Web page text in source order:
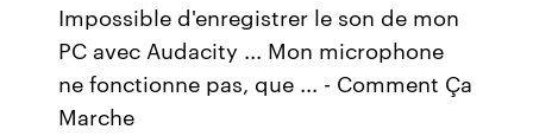
Impossible d'enregistrer le son de mon
PC avec Audacity ... Mon microphone
ne fonctionne pas, que ... - Comment Ça
Marche